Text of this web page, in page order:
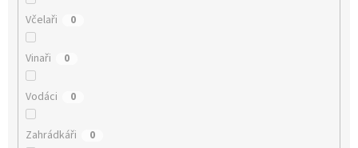
Včelaři 0
Vinaři 0
Vodáci 0
Zahrádkáři 0